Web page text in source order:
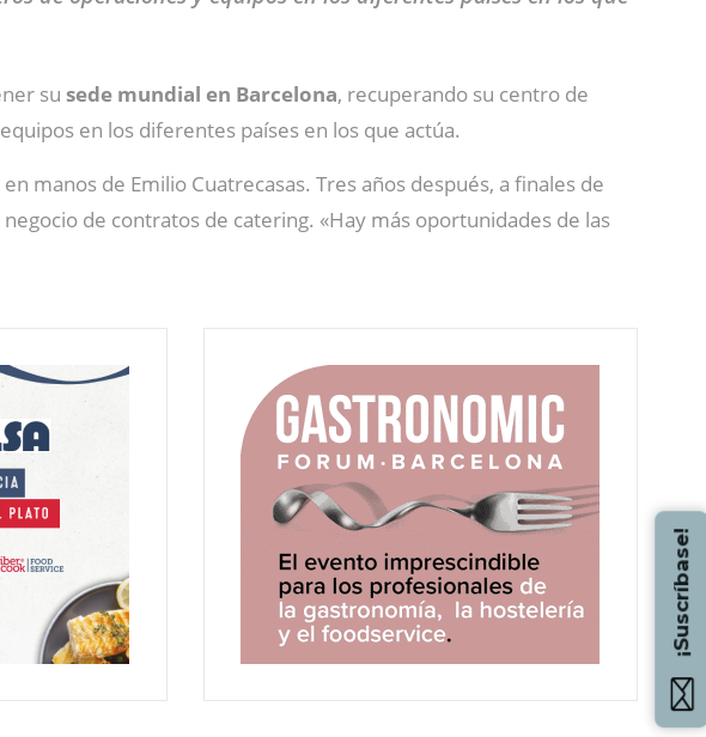
su sede mundial en Barcelona, recuperando su centro de
en los diferentes países en los que actúa.
manos de Emilio Cuatrecasas. Tres años después, a finales de
de contratos de catering. «Hay más oportunidades de las
¡Suscríbase!